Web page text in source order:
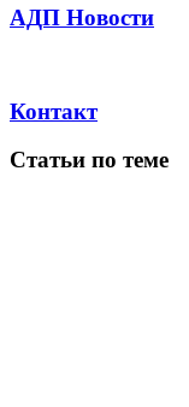
АДП Новости
Контакт
Статьи по теме